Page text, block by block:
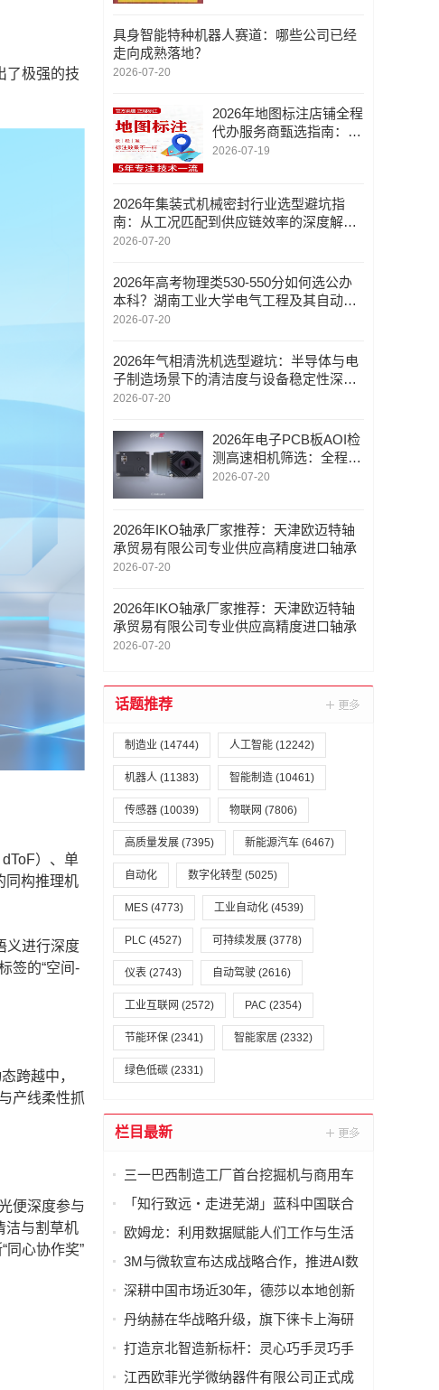
了极强的技
）、单
同构推理机
义进行深度
签的“空间-
跨越中，
产线柔性抓
便深度参与
洁与割草机
同心协作奖”
具身智能特种机器人赛道：哪些公司已经
走向成熟落地？
2026-07-20
2026年地图标注店铺全程
代办服务商甄选指南：深
圳市金智云软件联系/地
2026-07-19
2026年集装式机械密封行业选型避坑指
南：从工况匹配到供应链效率的深度解析
——嘉善恒达机械密封实业有限公司
2026-07-20
2026年高考物理类530-550分如何选公办
本科？湖南工业大学电气工程及其自动化
专业深度解析
2026-07-20
2026年气相清洗机选型避坑：半导体与电
子制造场景下的清洁度与设备稳定性深度
解析
2026-07-20
2026年电子PCB板AOI检
测高速相机筛选：全程技
术陪跑服务模式解析
2026-07-20
2026年IKO轴承厂家推荐：天津欧迈特轴
承贸易有限公司专业供应高精度进口轴承
2026-07-20
2026年IKO轴承厂家推荐：天津欧迈特轴
承贸易有限公司专业供应高精度进口轴承
2026-07-20
话题推荐
制造业 (14744) 人工智能 (12242)
机器人 (11383) 智能制造 (10461)
传感器 (10039) 物联网 (7806)
高质量发展 (7395) 新能源汽车 (6467)
自动化 数字化转型 (5025)
MES (4773) 工业自动化 (4539)
PLC (4527) 可持续发展 (3778)
仪表 (2743) 自动驾驶 (2616)
工业互联网 (2572) PAC (2354)
节能环保 (2341) 智能家居 (2332)
绿色低碳 (2331)
栏目最新
三一巴西制造工厂首台挖掘机与商用车
样机下线
「知行致远・走进芜湖」蓝科中国联合
上市公司协会，发起高端制造业深度研
欧姆龙：利用数据赋能人们工作与生活
的方方面面
3M与微软宣布达成战略合作，推进AI数
据中心基础设施技术发展和企业转型
深耕中国市场近30年，德莎以本地创新
与供应链韧性连接全球
丹纳赫在华战略升级，旗下徕卡上海研
发制造基地正式启动
打造京北智造新标杆：灵心巧手灵巧手
智能化生产线落地北京昌平
江西欧菲光学微纳器件有限公司正式成